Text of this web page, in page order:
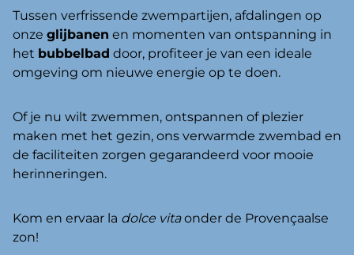
Tussen verfrissende zwempartijen, afdalingen op
onze glijbanen en momenten van ontspanning in
het bubbelbad door, profiteer je van een ideale
omgeving om nieuwe energie op te doen.
Of je nu wilt zwemmen, ontspannen of plezier
maken met het gezin, ons verwarmde zwembad en
de faciliteiten zorgen gegarandeerd voor mooie
herinneringen.
Kom en ervaar la dolce vitaonder de Provençaalse
zon!